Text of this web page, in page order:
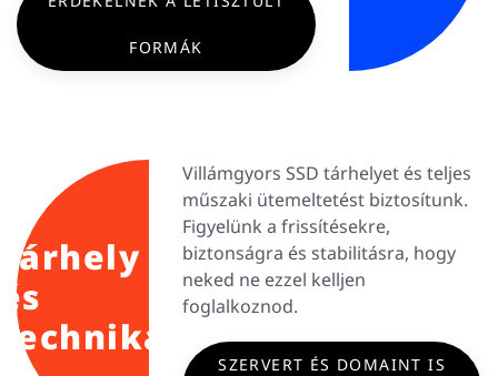
FORMÁK
Tárhely
és
technika
Villámgyors SSD tárhelyet és teljes
műszaki ütemeltetést biztosítunk.
Figyelünk a frissítésekre,
biztonságra és stabilitásra, hogy
neked ne ezzel kelljen
foglalkoznod.
SZERVERT ÉS DOMAINT IS